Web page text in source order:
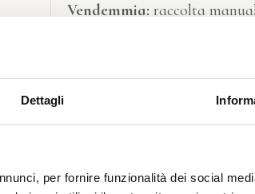
Dettagli
per fornire funzionalità dei social
Vendemmia: raccolta
6000
Tipo di vino:rosso secco
rosso rubino con
Profumo:fragrante e
al palato si
struttura e persistenza